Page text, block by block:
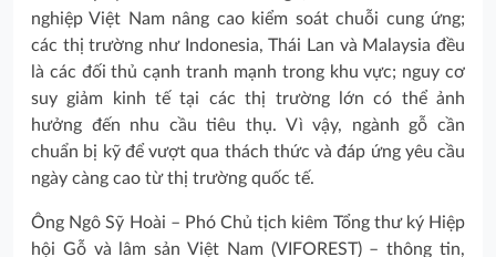
nghiệp Việt Nam nâng cao kiểm soát chuỗi cung ứng;
các thị trường như Indonesia, Thái Lan và Malaysia đều
là các đối thủ cạnh tranh mạnh trong khu vực; nguy cơ
suy giảm kinh tế tại các thị trường lớn có thể ảnh
hưởng đến nhu cầu tiêu thụ. Vì vậy, ngành gỗ cần
chuẩn bị kỹ để vượt qua thách thức và đáp ứng yêu cầu
ngày càng cao từ thị trường quốc tế.
Ông Ngô Sỹ Hoài – Phó Chủ tịch kiêm Tổng thư ký Hiệp
hội Gỗ và lâm sản Việt Nam (VIFOREST) – thông tin,